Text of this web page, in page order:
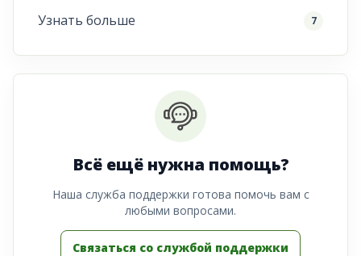
Узнать больше 7
Всё ещё нужна помощь?
Наша служба поддержки готова помочь вам с
любыми вопросами.
Связаться со службой поддержки